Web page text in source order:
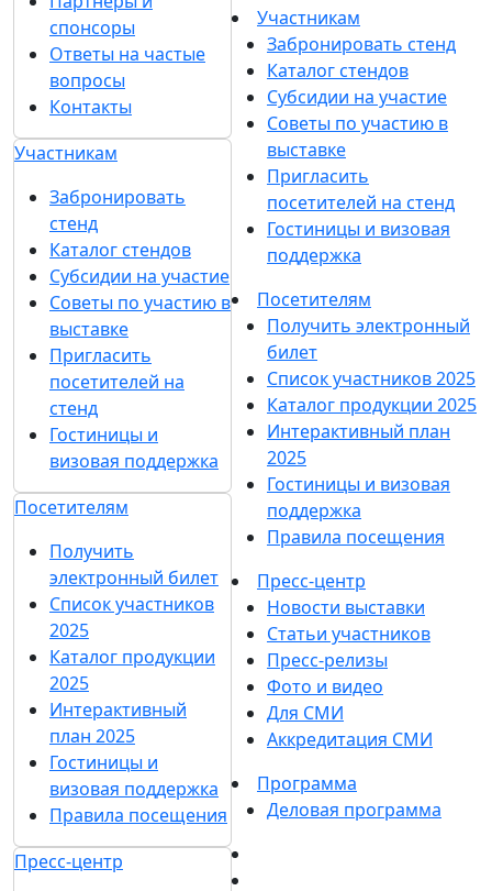
спонсоры
Ответы на частые
вопросы
Контакты
Участникам
Забронировать
стенд
Каталог стендов
Субсидии на участие
Советы по участию в
выставке
Пригласить
посетителей на
стенд
Гостиницы и
визовая поддержка
Посетителям
Получить
электронный билет
Список участников
2025
Каталог продукции
2025
Интерактивный
план 2025
Гостиницы и
визовая поддержка
Правила посещения
Пресс-центр
Участникам
Забронировать стенд
Каталог стендов
Субсидии на участие
Советы по участию в
выставке
Пригласить
посетителей на стенд
Гостиницы и визовая
поддержка
Посетителям
Получить электронный
билет
Список участников 2025
Каталог продукции 2025
Интерактивный план
2025
Гостиницы и визовая
поддержка
Правила посещения
Пресс-центр
Новости выставки
Статьи участников
Пресс-релизы
Фото и видео
Для СМИ
Аккредитация СМИ
Программа
Деловая программа